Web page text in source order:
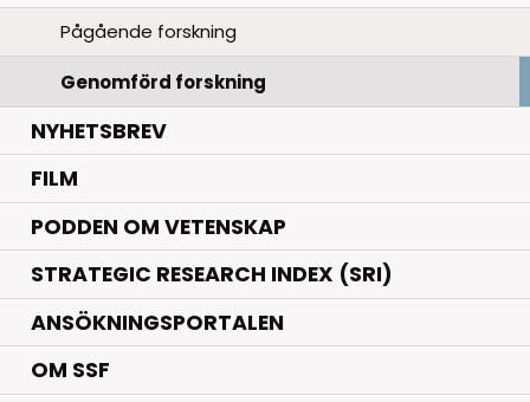
Pågående forskning
Genomförd forskning
NYHETSBREV
FILM
PODDEN OM VETENSKAP
STRATEGIC RESEARCH INDEX (SRI)
ANSÖKNINGSPORTALEN
OM SSF